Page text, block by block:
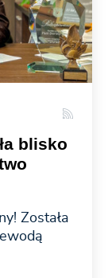
blisko
Została